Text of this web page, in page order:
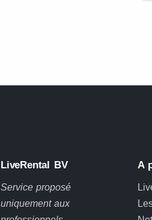
LiveRental BV
Service proposé
uniquement aux
A